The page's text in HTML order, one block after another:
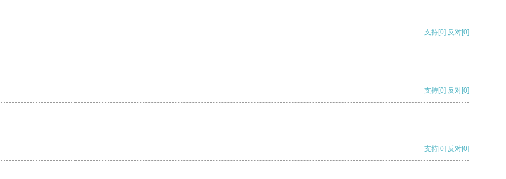
支持[0] 反对[0]
支持[0] 反对[0]
支持[0] 反对[0]